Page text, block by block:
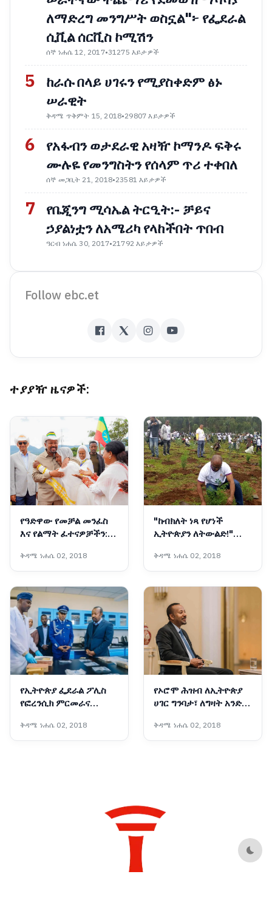
ለማድረግ መንግሥት ወስኗል"፦ የፌደራል
ሲቪል ሰርቪስ ኮሚሽን
ሰኞ ነሐሴ 12, 2017•31275 እይታዎች
5
ከራሱ በላይ ሀገሩን የሚያስቀድም ፅኑ
ሠራዊት
ቅዳሜ ጥቅምት 15, 2018•29807 እይታዎች
6
የአፋብን ወታደራዊ አዛዥ ኮማንዶ ፍቅሩ
ሙሉዬ የመንግስትን የሰላም ጥሪ ተቀበለ
ሰኞ መጋቢት 21, 2018•23581 እይታዎች
7
የቤጂንግ ሚሳኤል ትርዒት:- ቻይና
ኃያልነቷን ለአሜሪካ የላከችበት ጥበብ
ዓርብ ነሐሴ 30, 2017•21792 እይታዎች
Follow ebc.et
ተያያዥ ዜናዎች:
የዓድዋው የመቻል መንፈስ
እና የልማት ፈተናዎቻችን:
የመጨረሻውን ልዕልና
ትቀዳጃለች
ቅዳሜ ነሐሴ 02, 2018
"ከብክለት ነጻ የሆነች
ኢትዮጵያን ለትውልድ!"
በእንጦጦ አረንጓዴ አሻራውን
አኖረ
ቅዳሜ ነሐሴ 02, 2018
የኢትዮጵያ ፌደራል ፖሊስ
የፎረንሲክ ምርመራና
ለፍትህ ሥርዓቱ አዲስ ብርሃን
እና የቴክኖሎጂ አብዮት
ቅዳሜ ነሐሴ 02, 2018
የኦሮሞ ሕዝብ ለኢትዮጵያ
ሀገር ግንባታ፣ ለግዛት አንድነት
ምሥረታ የማይተካ ሚና
ተጫውቷል - ጠቅላይ
ቅዳሜ ነሐሴ 02, 2018